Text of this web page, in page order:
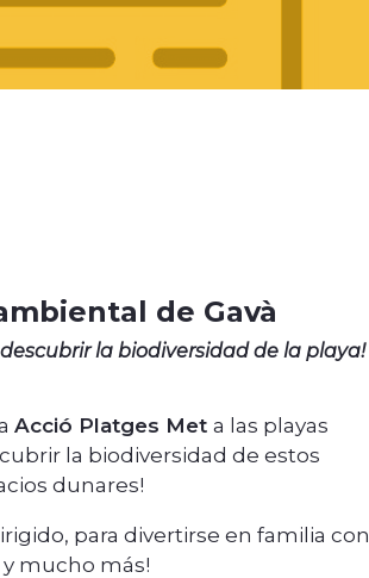
de Gavà
la biodiversidad de la playa!
Acció Platges Met a las playas
la biodiversidad de estos
dunares!
para divertirse en familia con
mucho más!